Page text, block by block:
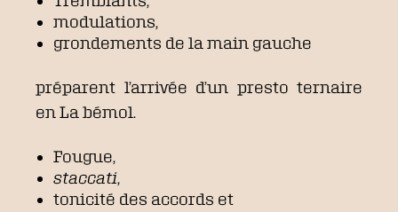
modulations,
grondements de la main gauche
préparent l’arrivée d’un presto ternaire
en La bémol.
Fougue,
staccati,
tonicité des accords et